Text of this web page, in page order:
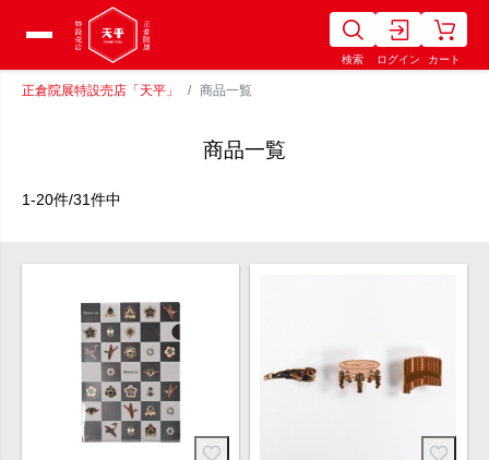
検索 ログイン カート
正倉院展特設売店「天平」 商品一覧
商品一覧
1-20件/31件中